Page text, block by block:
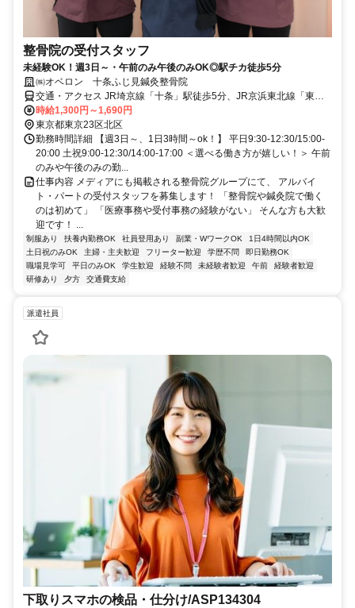
整骨院の受付スタッフ
未経験OK！週3日～・午前のみ午後のみOK◎駅チカ徒歩5分
㈱オベロン 十条ふじ見鍼灸整骨院
交通・アクセス JR埼京線「十条」駅徒歩5分、JR京浜東北線「東十
条」駅徒歩5分
時給1,300円～1,690円
東京都東京23区北区
勤務時間詳細 【週3日～、1日3時間～ok！】 平日9:30-12:30/15:00-
20:00 土祝9:00-12:30/14:00-17:00 ＜選べる働き方が嬉しい！＞ 午前
のみや午後のみの勤...
仕事内容 メディアにも掲載される整骨院グループにて、 アルバイ
ト・パートの受付スタッフを募集します！ 「整骨院や鍼灸院で働く
のは初めて」 「医療事務や受付事務の経験がない」 そんな方も大歓
迎です！ ...
制服あり 扶養内勤務OK 社員登用あり 副業・WワークOK
1日4時間以内OK
土日祝のみOK
主婦・主夫歓迎 フリーター歓迎 学歴不問
即日勤務OK
職場見学可
平日のみOK 学生歓迎 経験不問 未経験者歓迎 午前
経験者歓迎
研修あり
夕方 交通費支給
派遣社員
下取りスマホの検品・仕分け/ASP134304